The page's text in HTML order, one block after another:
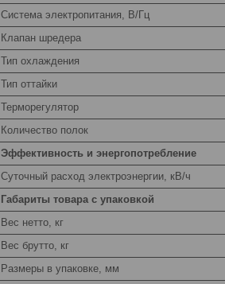
Система электропитания, В/Гц
Клапан шредера
Тип охлаждения
Тип оттайки
Терморегулятор
Количество полок
Эффективность и энергопотребление
Суточный расход электроэнергии, кВ/ч
Габариты товара с упаковкой
Вес нетто, кг
Вес брутто, кг
Размеры в упаковке, мм